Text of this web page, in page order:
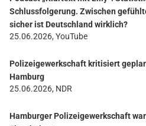
Schlussfolgerung. Zwischen
sicher ist Deutschland wirklich?
25.06.2026, YouTube
Polizeigewerkschaft kritisiert
Hamburg
25.06.2026, NDR
Hamburger Polizeigewerkschaft